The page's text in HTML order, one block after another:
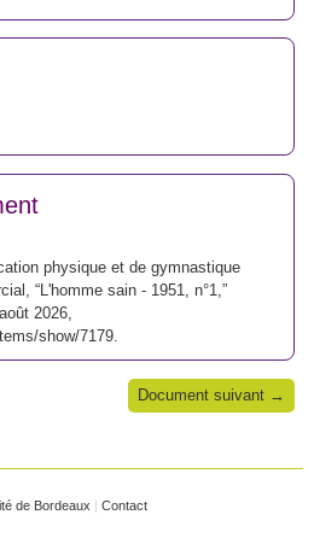
physique et de gymnastique
“L'homme sain - 1951, n°1,”
2026,
show/7179.
Document suivant →
de Bordeaux | Contact